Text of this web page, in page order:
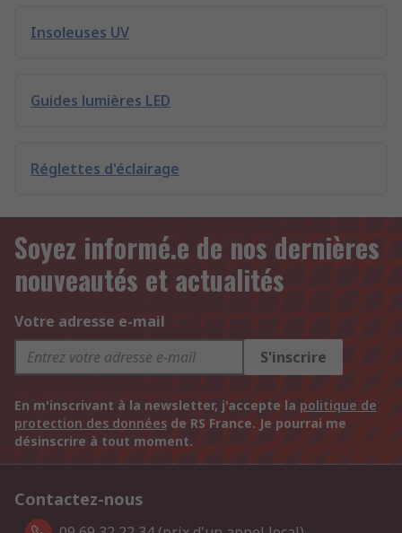
Insoleuses UV
Guides lumières LED
Réglettes d'éclairage
Soyez informé.e de nos dernières
nouveautés et actualités
Votre adresse e-mail
S'inscrire
En m'inscrivant à la newsletter, j'accepte la politique de
protection des données de RS France. Je pourrai me
désinscrire à tout moment.
Contactez-nous